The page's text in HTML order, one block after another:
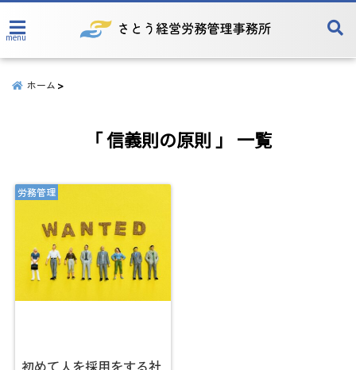
menu
ホーム
「 信義則の原則 」 一覧
労務管理
初めて人を採用をする社